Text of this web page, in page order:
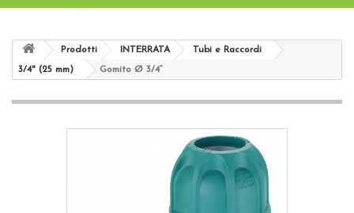
Prodotti INTERRATA Tubi e Raccordi
3/4" (25 mm) Gomito Ø 3/4”